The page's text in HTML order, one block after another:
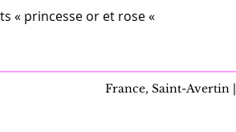
« princesse or et rose «
France, Saint-Avertin |